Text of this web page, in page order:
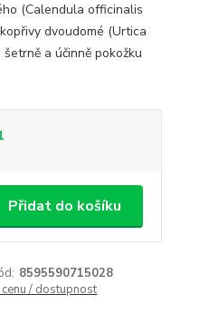
(Calendula officinalis
dvoudomé (Urtica
a účinně pokožku
Přidat do košíku
8595590715028
/ dostupnost